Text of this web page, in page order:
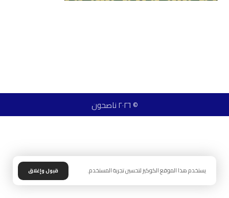
© ٢٠٢٦ ناصحون
يستخدم هذا الموقع الكوكيز لتحسين تجربة المستخدم. قبول وإغلاق